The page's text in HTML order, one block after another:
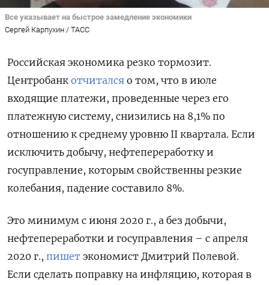
Все указывает на быстрое замедление экономики
Сергей Карпухин / ТАСС
Российская экономика резко тормозит.
Центробанк отчитался о том, что в июле
входящие платежи, проведенные через его
платежную систему, снизились на 8,1% по
отношению к среднему уровню II квартала. Если
исключить добычу, нефтепереработку и
госуправление, которым свойственны резкие
колебания, падение составило 8%.
Это минимум с июня 2020 г., а без добычи,
нефтепереработки и госуправления – с апреля
2020 г., пишет экономист Дмитрий Полевой.
Если сделать поправку на инфляцию, которая в